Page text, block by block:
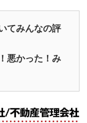
てみんなの評
悪かった！み